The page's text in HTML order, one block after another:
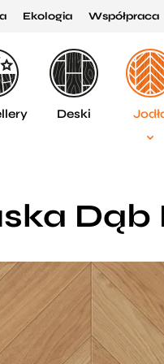
Ekologia Współpraca
Deski